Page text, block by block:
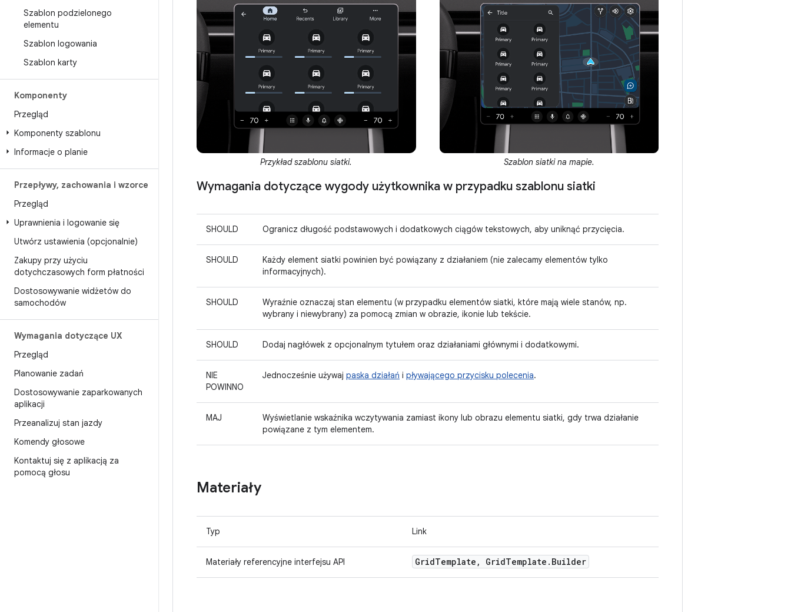
Szablon podzielonego
elementu
Szablon logowania
Szablon karty
Komponenty
Przegląd
Komponenty szablonu
Informacje o planie
Przepływy, zachowania i wzorce
Przegląd
Uprawnienia i logowanie się
Utwórz ustawienia (opcjonalnie)
Zakupy przy użyciu
dotychczasowych form płatności
Dostosowywanie widżetów do
samochodów
Wymagania dotyczące UX
Przegląd
Planowanie zadań
Dostosowywanie zaparkowanych
aplikacji
Przeanalizuj stan jazdy
Komendy głosowe
Kontaktuj się z aplikacją za
pomocą głosu
Przykład szablonu siatki. Szablon siatki na mapie.
Wymagania dotyczące wygody użytkownika w przypadku szablonu siatki
SHOULD Ogranicz długość podstawowych i dodatkowych ciągów tekstowych, aby uniknąć przycięcia.
SHOULD
Każdy element siatki powinien być powiązany z działaniem (nie zalecamy elementów tylko
informacyjnych).
SHOULD
Wyraźnie oznaczaj stan elementu (w przypadku elementów siatki, które mają wiele stanów, np.
wybrany i niewybrany) za pomocą zmian w obrazie, ikonie lub tekście.
SHOULD Dodaj nagłówek z opcjonalnym tytułem oraz działaniami głównymi i dodatkowymi.
NIE
POWINNO
Jednocześnie używaj paska działań i pływającego przycisku polecenia.
MAJ
Wyświetlanie wskaźnika wczytywania zamiast ikony lub obrazu elementu siatki, gdy trwa działanie
powiązane z tym elementem.
Materiały
Typ Link
Materiały referencyjne interfejsu API GridTemplate , GridTemplate . Builder